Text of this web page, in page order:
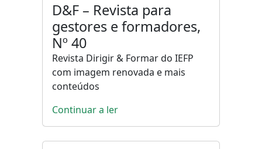
D&F – Revista para
gestores e formadores,
Nº 40
Revista Dirigir & Formar do IEFP
com imagem renovada e mais
conteúdos
Continuar a ler